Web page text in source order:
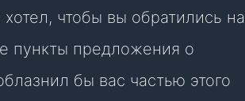
чтобы вы обратились на
пункты предложения о
бы вас частью этого